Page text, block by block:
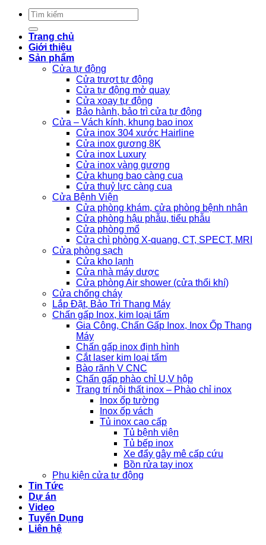
Tìm
kiếm:
Trang chủ
Giới thiệu
Sản phẩm
Cửa tự động
Cửa trượt tự động
Cửa tự động mở quay
Cửa xoay tự động
Bảo hành, bảo trì cửa tự động
Cửa – Vách kính, khung bao inox
Cửa inox 304 xước Hairline
Cửa inox gương 8K
Cửa inox Luxury
Cửa inox vàng gương
Cửa khung bao càng cua
Cửa thuỷ lực càng cua
Cửa Bệnh Viện
Cửa phòng khám, cửa phòng bệnh nhân
Cửa phòng hậu phẫu, tiểu phẫu
Cửa phòng mổ
Cửa chì phòng X-quang, CT, SPECT, MRI
Cửa phòng sạch
Cửa kho lạnh
Cửa nhà máy dược
Cửa phòng Air shower (cửa thổi khí)
Cửa chống cháy
Lắp Đặt, Bảo Trì Thang Máy
Chấn gấp Inox, kim loại tấm
Gia Công, Chấn Gấp Inox, Inox Ốp Thang
Máy
Chấn gấp inox định hình
Cắt laser kim loại tấm
Bào rãnh V CNC
Chấn gấp phào chỉ U,V hộp
Trang trí nội thất inox – Phào chỉ inox
Inox ốp tường
Inox ốp vách
Tủ inox cao cấp
Tủ bệnh viện
Tủ bếp inox
Xe đẩy gây mê cấp cứu
Bồn rửa tay inox
Phụ kiện cửa tự động
Tin Tức
Dự án
Video
Tuyển Dụng
Liên hệ